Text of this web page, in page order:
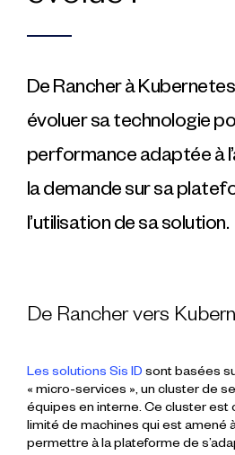
De Rancher à
évoluer sa technologie
performance adaptée à
la demande sur sa
l’utilisation de sa solution.
De Rancher vers
Les solutions Sis ID sont basées
« micro-services », un cluster de
équipes en interne. Ce cluster est
limité de machines qui est amené
permettre à la plateforme de